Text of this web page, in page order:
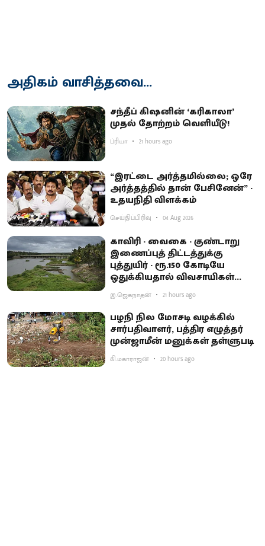
அதிகம் வாசித்தவை...
சந்தீப் கிஷனின் ‘கரிகாலா’
முதல் தோற்றம் வெளியீடு!
ப்ரியா 21 hours ago
“இரட்டை அர்த்தமில்லை; ஒரே
அர்த்தத்தில் தான் பேசினேன்” -
உதயநிதி விளக்கம்
செய்திப்பிரிவு 04 Aug 2026
காவிரி - வைகை - குண்டாறு
இணைப்புத் திட்டத்துக்கு
புத்துயிர் - ரூ.150 கோடியே
ஒதுக்கியதால் விவசாயிகள்
ஏமாற்றம்
இ.ஜெகநாதன் 21 hours ago
பழநி நில மோசடி வழக்கில்
சார்பதிவாளர், பத்திர எழுத்தர்
முன்ஜாமீன் மனுக்கள் தள்ளுபடி
கி.மகாராஜன் 20 hours ago